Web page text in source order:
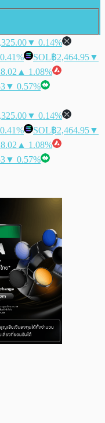
▼ 0.14%
SOL฿2,464.95▼
▲ 1.08%
▼ 0.57%
▼ 0.14%
SOL฿2,464.95▼
▲ 1.08%
▼ 0.57%